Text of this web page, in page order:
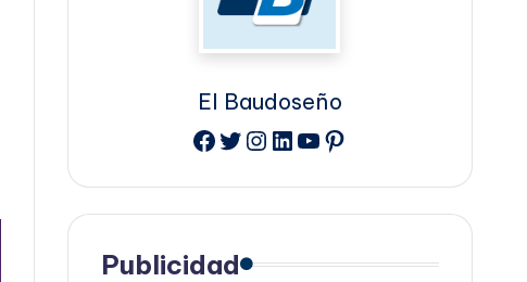
El Baudoseño
Facebook
Twitter
Instagram
LinkedIn
YouTube
Pinterest
Publicidad